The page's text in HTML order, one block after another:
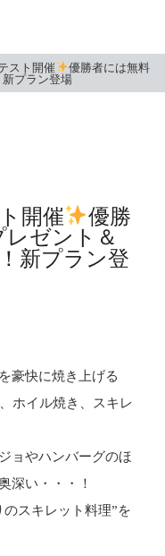
スト開催
優勝者には無料
プラン登場
開催
優勝
ゼント＆
新プラン登
豪快に焼き上げる
ホイル焼き、スキレ
ョやハンバーグのほ
深い・・・！
スキレット料理”を